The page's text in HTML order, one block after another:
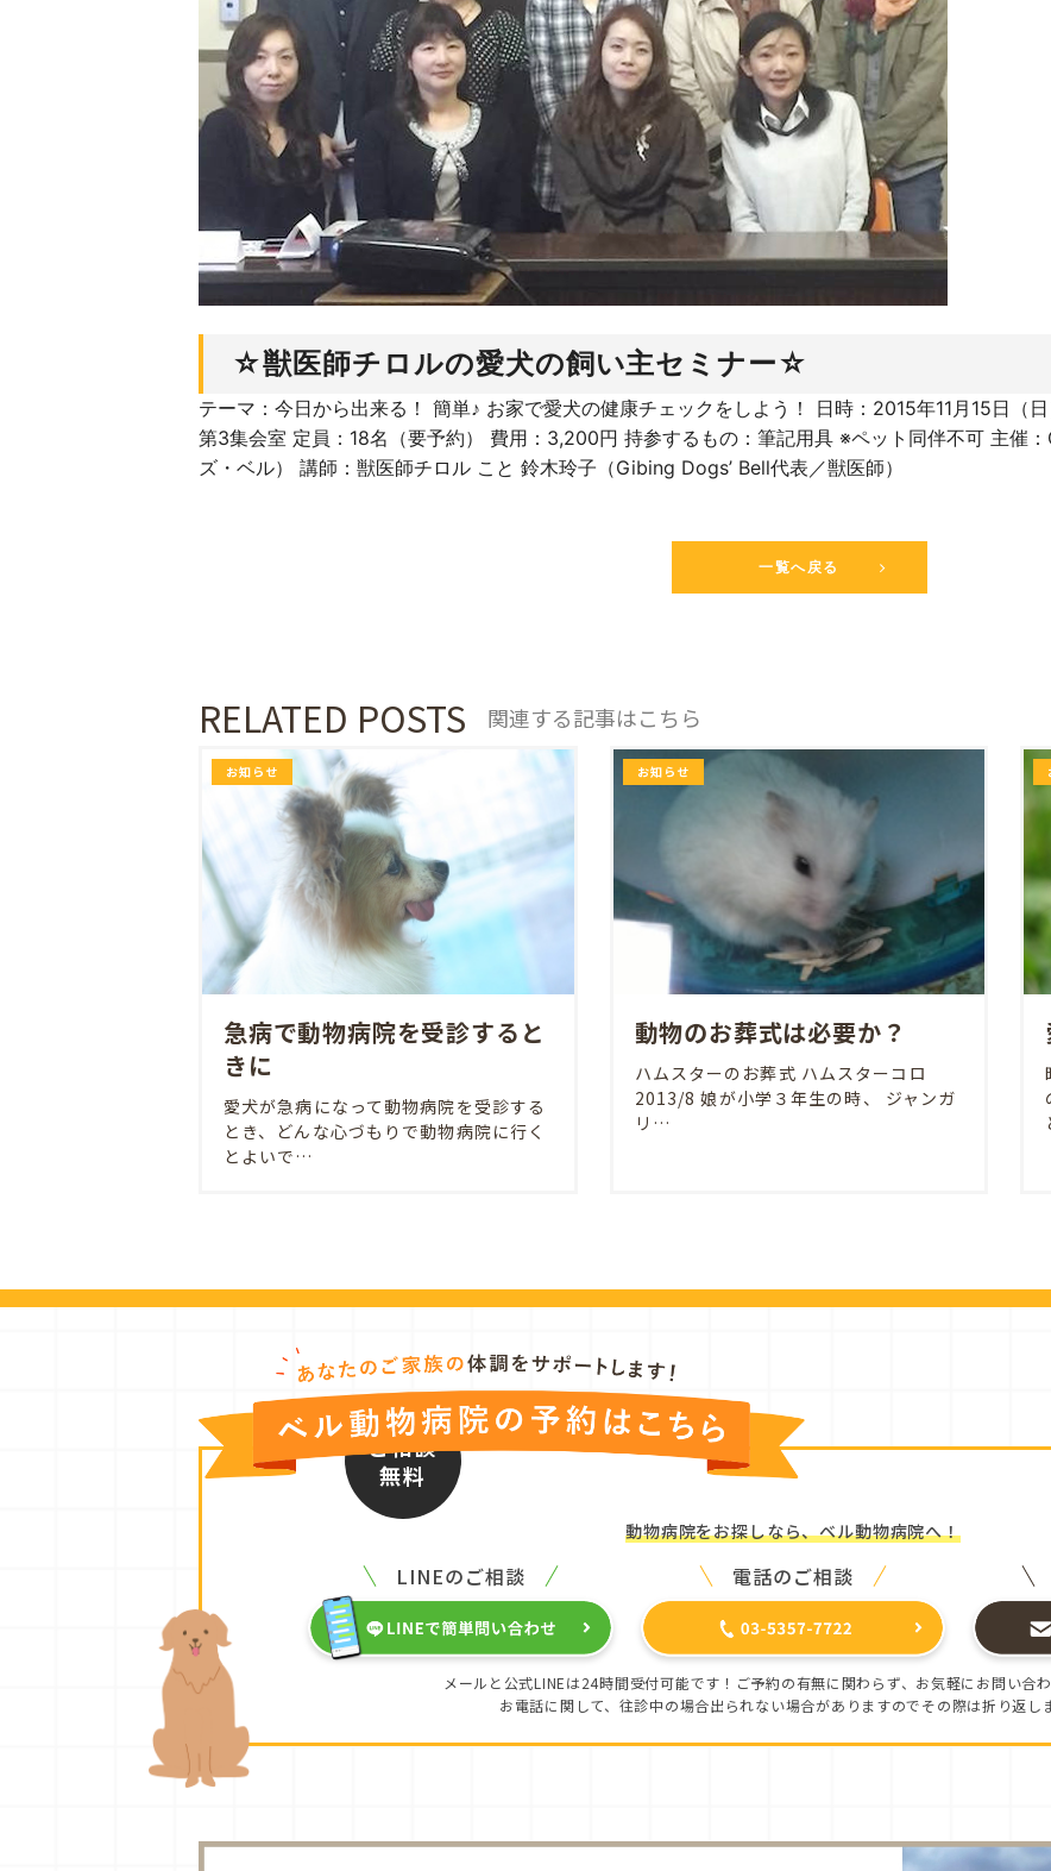
☆獣医師チロルの愛犬の飼い主セミナー☆
テーマ：今日から出来る！ 簡単♪ お家で愛犬の健康チェックをしよう！ 日時：2015年11月15日（
第3集会室 定員：18名（要予約） 費用：3,200円 持参するもの：筆記用具 ※ペット同伴不可 主催
ズ・ベル） 講師：獣医師チロル こと 鈴木玲子（Gibing Dogs’ Bell代表／獣医師）
一覧へ戻る
RELATED POSTS 関連する記事はこちら
お知らせ
急病で動物病院を受診すると
きに
愛犬が急病になって動物病院を受診する
とき、どんな心づもりで動物病院に行く
とよいで…
お知らせ
動物のお葬式は必要か？
ハムスターのお葬式 ハムスターコロ
2013/8 娘が小学３年生の時、 ジャンガ
リ…
動物病院をお探しなら、ベル動物病院へ！
LINEのご相談 電話のご相談
メールと公式LINEは24時間受付可能です！ご予約の有無に関わらず、お気軽にお問い合わ
お電話に関して、往診中の場合出られない場合がありますのでその際は折り返しま
ご相談
無料